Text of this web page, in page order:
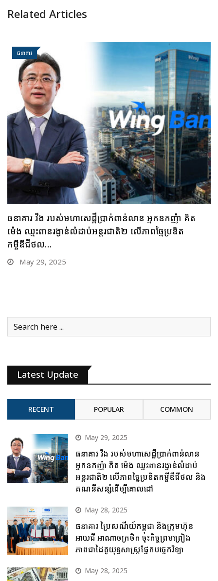
Related Articles
ធនាគារ
ធនាគារ ប្រៃសណីយ៍កម្ពុជា និងក្រុមហ៊ុន អាយជី អាណា
ចក្រថិក ចុះកិច្ចព្រមព្រៀងភាពជាដៃគូយុទ្ធសាស្ត្រផ្នែកបច្ចេកវិទ្យា
May 28, 2025
Latest Update
RECENT POPULAR COMMON
May 29, 2025
ធនាគារ វីង របស់មហាសេដ្ឋីប្រាក់ពាន់លាន
អ្នកឧកញ៉ា គិត ម៉េង ឈ្នះពានរង្វាន់លំដាប់
អន្តរជាតិ២ លើភាពច្នៃប្រឌិតកម្ចីឌីជីថល និង
គណនីសន្សំដើម្បីគោលដៅ
May 28, 2025
ធនាគារ ប្រៃសណីយ៍កម្ពុជា និងក្រុមហ៊ុន
អាយជី អាណាចក្រថិក ចុះកិច្ចព្រមព្រៀង
ភាពជាដៃគូយុទ្ធសាស្ត្រផ្នែកបច្ចេកវិទ្យា
May 28, 2025